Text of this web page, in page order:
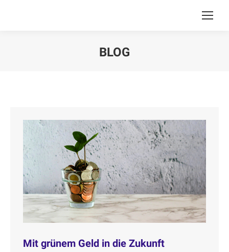
BLOG
Mit grünem Geld in die Zukunft